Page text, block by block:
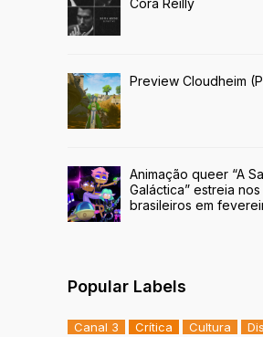
Cora Reilly
Preview Cloudheim
Animação queer “A
Galáctica” estreia
brasileiros em
Popular Labels
Canal 3 Crítica Cultura